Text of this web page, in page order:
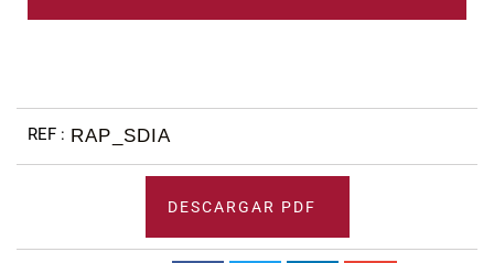
RAP_SDIA
DESCARGAR PDF